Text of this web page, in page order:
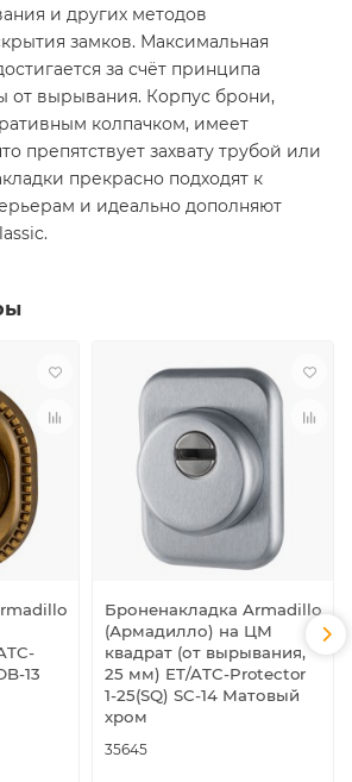
и других методов
замков. Максимальная
за счёт принципа
от вырывания. Корпус брони,
колпачком, имеет
препятствует захвату трубой или
прекрасно подходят к
и идеально дополняют
13
Броненакладка Armadillo
(Армадилло) на ЦМ
квадрат (от вырывания,
25 мм) ET/ATC-Protector
1-25(SQ) SC-14 Матовый
хром
35645